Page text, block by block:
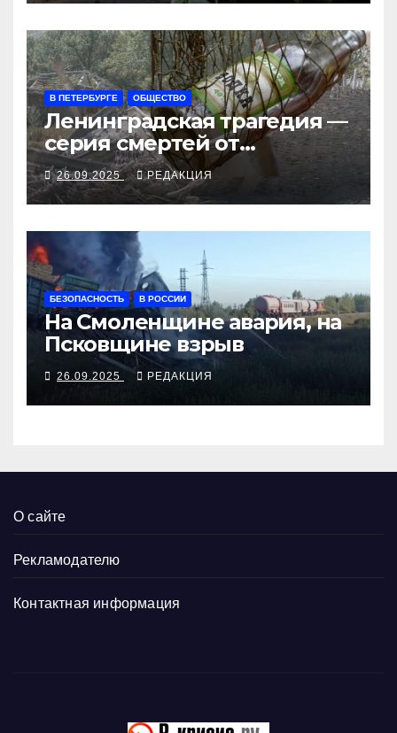
В ПЕТЕРБУРГЕ ОБЩЕСТВО
Ленинградская трагедия —
серия смертей от
алкосуррогата
26.09.2025 РЕДАКЦИЯ
БЕЗОПАСНОСТЬ В РОССИИ
На Смоленщине авария, на
Псковщине взрыв
26.09.2025 РЕДАКЦИЯ
О сайте
Рекламодателю
Контактная информация